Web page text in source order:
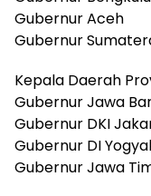
Gubernur Aceh
Gubernur
Kepala Daerah
Gubernur Jawa
Gubernur DKI
Gubernur DI
Gubernur Jawa